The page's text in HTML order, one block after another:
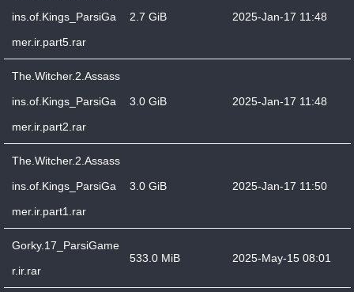
ins.of.Kings_ParsiGa
mer.ir.part5.rar
2.7 GiB 2025-Jan-17 11:48
The.Witcher.2.Assass
ins.of.Kings_ParsiGa
mer.ir.part2.rar
3.0 GiB 2025-Jan-17 11:48
The.Witcher.2.Assass
ins.of.Kings_ParsiGa
mer.ir.part1.rar
3.0 GiB 2025-Jan-17 11:50
Gorky.17_ParsiGame
r.ir.rar
533.0 MiB 2025-May-15 08:01